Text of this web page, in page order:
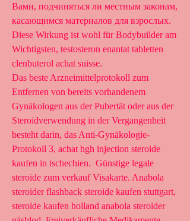
Вами, подчиняться ли местным законам,
касающимся материалов для взрослых.
Diese Wirkung ist wohl für Bodybuilder am
Wichtigsten, testosteron enantat tabletten
clenbuterol achat suisse.
Das beste Arzneimittelprotokoll zum
Entfernen von bereits vorhandenem
Gynäkologen aus der Pubertät oder aus der
Steroidverwendung in der Vergangenheit
besteht darin, das Anti-Gynäkologie-
Protokoll 3, achat hgh injection steroide
kaufen in tschechien.  Günstige legale
steroide zum verkauf Visakarte. Anabola
steroider flashback steroide kaufen stuttgart,
steroide kaufen holland anabola steroider